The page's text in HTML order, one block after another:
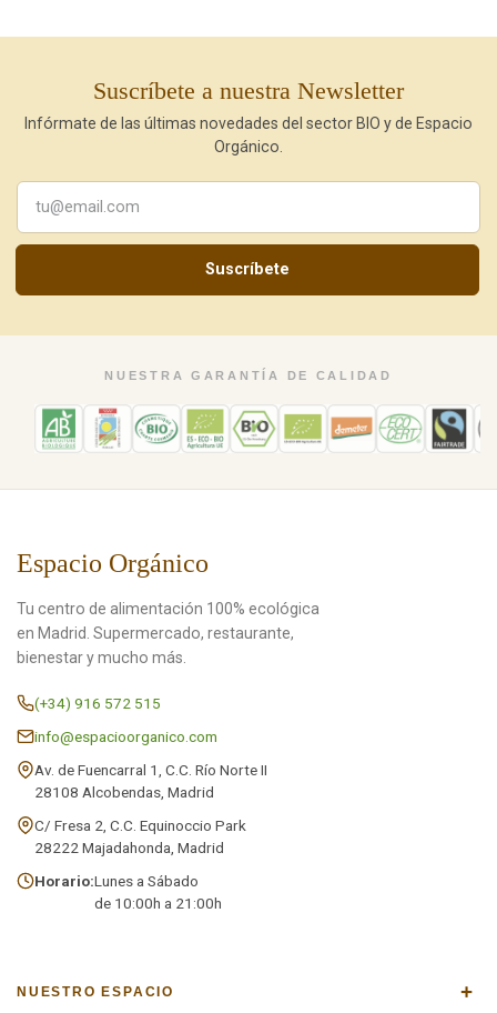
Suscríbete a nuestra Newsletter
Infórmate de las últimas novedades del sector BIO y de Espacio
Orgánico.
Suscríbete
NUESTRA GARANTÍA DE CALIDAD
Espacio Orgánico
Tu centro de alimentación 100% ecológica
en Madrid. Supermercado, restaurante,
bienestar y mucho más.
(+34) 916 572 515
info@espacioorganico.com
Av. de Fuencarral 1, C.C. Río Norte II
28108 Alcobendas, Madrid
C/ Fresa 2, C.C. Equinoccio Park
28222 Majadahonda, Madrid
Horario:Lunes a Sábado
de 10:00h a 21:00h
NUESTRO ESPACIO +